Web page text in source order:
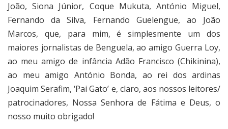
João, Siona Júnior, Coque Mukuta, António Miguel,
Fernando da Silva, Fernando Guelengue, ao João
Marcos, que, para mim, é simplesmente um dos
maiores jornalistas de Benguela, ao amigo Guerra Loy,
ao meu amigo de infância Adão Francisco (Chikinina),
ao meu amigo António Bonda, ao rei dos ardinas
Joaquim Serafim, ‘Pai Gato’ e, claro, aos nossos leitores/
patrocinadores, Nossa Senhora de Fátima e Deus, o
nosso muito obrigado!